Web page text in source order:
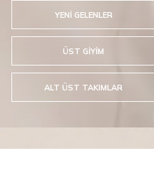
YENİ GELENLER
ÜST GİYİM
ALT ÜST TAKIMLAR